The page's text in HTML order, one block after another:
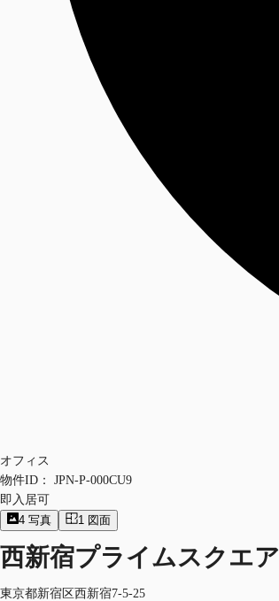
オフィス
物件ID：
JPN-P-000CU9
即入居可
4 写真 1 図面
西新宿プライムスクエア
東京都新宿区西新宿7-5-25